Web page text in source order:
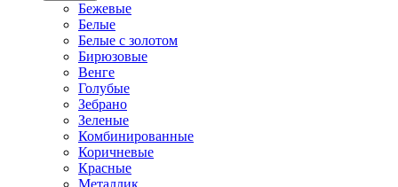
Бежевые
Белые
Белые с золотом
Бирюзовые
Венге
Голубые
Зебрано
Зеленые
Комбинированные
Коричневые
Красные
Металлик